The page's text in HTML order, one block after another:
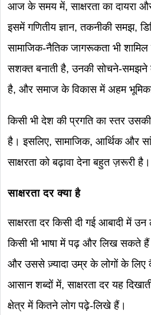
आज के समय में, साक्षरता का दायरा
इसमें गणितीय ज्ञान, तकनीकी समझ,
सामाजिक-नैतिक जागरूकता भी शामिल
सशक्त बनाती है, उनकी सोचने-समझने
है, और समाज के विकास में अहम भूमिका
किसी भी देश की प्रगति का स्तर उसकी
है। इसलिए, सामाजिक, आर्थिक और
साक्षरता को बढ़ावा देना बहुत ज़रूरी है।
साक्षरता दर क्या है
साक्षरता दर किसी दी गई आबादी में
किसी भी भाषा में पढ़ और लिख सकते
और उससे ज़्यादा उम्र के लोगों के लिए
आसान शब्दों में, साक्षरता दर यह
क्षेत्र में कितने लोग पढ़े-लिखे हैं।